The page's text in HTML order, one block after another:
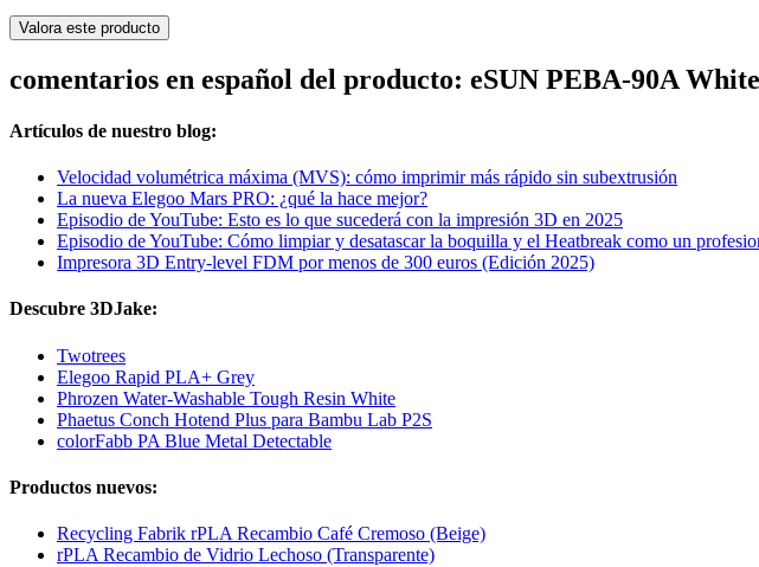
Valora este producto
comentarios en español del producto: eSUN PEBA-90A White
Artículos de nuestro blog:
Velocidad volumétrica máxima (MVS): cómo imprimir más rápido sin subextrusión
La nueva Elegoo Mars PRO: ¿qué la hace mejor?
Episodio de YouTube: Esto es lo que sucederá con la impresión 3D en 2025
Episodio de YouTube: Cómo limpiar y desatascar la boquilla y el Heatbreak como un
Impresora 3D Entry-level FDM por menos de 300 euros (Edición 2025)
Descubre 3DJake:
Twotrees
Elegoo Rapid PLA+ Grey
Phrozen Water-Washable Tough Resin White
Phaetus Conch Hotend Plus para Bambu Lab P2S
colorFabb PA Blue Metal Detectable
Productos nuevos:
Recycling Fabrik rPLA Recambio Café Cremoso (Beige)
rPLA Recambio de Vidrio Lechoso (Transparente)